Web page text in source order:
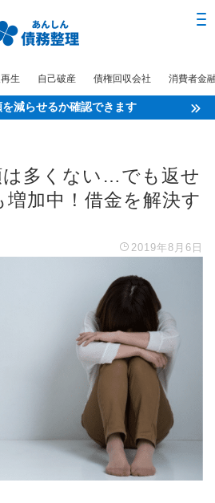
生 自己破産 債権回収会社 消費者金
減らせるか確認できます
は多くない…でも返せ
加中！借金を解決す
2019年8月6日